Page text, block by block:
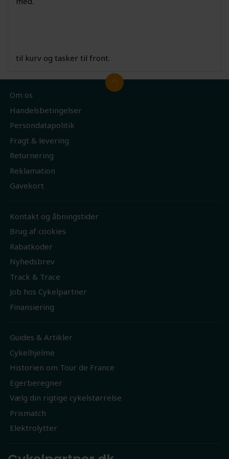
til kurv og tasker til front.
Om os
Handelsbetingelser
Persondatapolitik
Fragt & levering
Returnering
Reklamation
Gavekort
Kontakt og åbningstider
Brug af cookies
Rabatkoder
Nyhedsbrev
Track & Trace
Job hos Cykelpartner
Finansiering
Guides & Artikler
Cykelhjelme
Historien om Tour de France
Egerberegner
Vælg din rigtige cykelstørrelse
Prismatch
Elektrolytter